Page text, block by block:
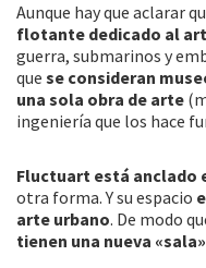
Aunque hay que aclarar
flotante dedicado al
guerra, submarinos y
que se consideran
una sola obra de arte
ingeniería que los hace
Fluctuart está anclado
otra forma. Y su espacio
arte urbano. De modo
tienen una nueva